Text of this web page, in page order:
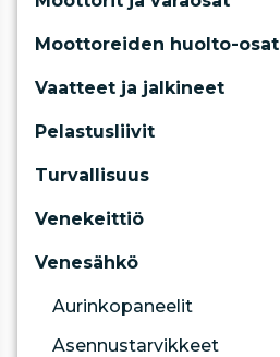
Moottoreiden huolto-osat
Vaatteet ja jalkineet
Pelastusliivit
Turvallisuus
Venekeittiö
Venesähkö
Aurinkopaneelit
Asennustarvikkeet